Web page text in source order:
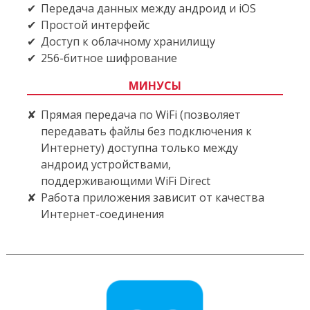
Передача данных между андроид и iOS
Простой интерфейс
Доступ к облачному хранилищу
256-битное шифрование
МИНУСЫ
Прямая передача по WiFi (позволяет
передавать файлы без подключения к
Интернету) доступна только между
андроид устройствами,
поддерживающими WiFi Direct
Работа приложения зависит от качества
Интернет-соединения